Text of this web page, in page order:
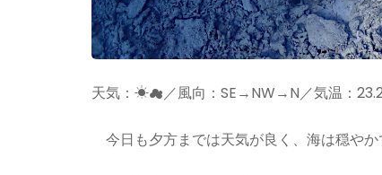
天気：☀☁／風向：SE→NW→N／気温：
今日も夕方までは天気が良く、海は穏や